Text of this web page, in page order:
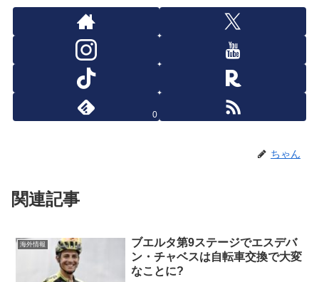
0
ちゃん
関連記事
海外情報
ブエルタ第9ステージでエスデバ
ン・チャベスは自転車交換で大変
なことに?